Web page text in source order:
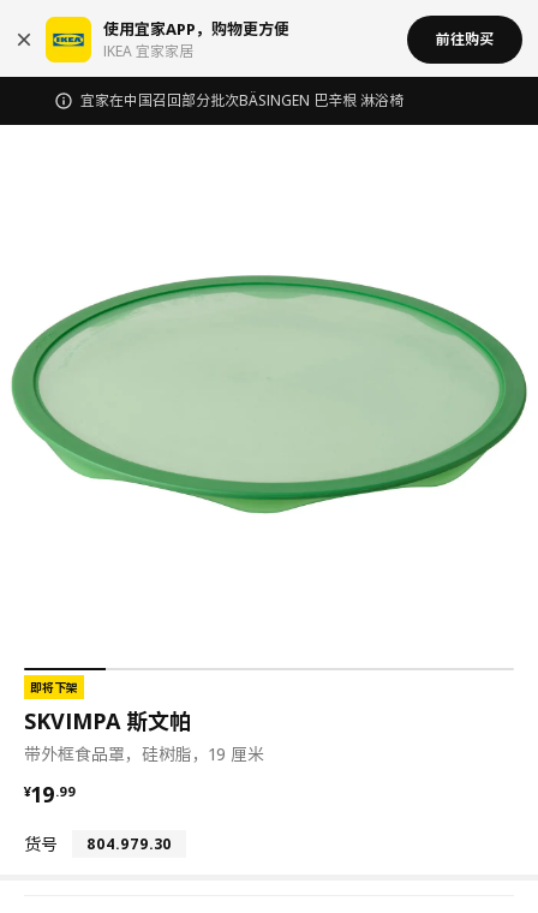
使用宜家APP，购物更方便
IKEA 宜家家居
前往购买
宜家在中国召回部分批次BÄSINGEN 巴辛根 淋浴椅
即将下架
SKVIMPA 斯文帕
带外框食品罩，硅树脂，19 厘米
¥19.99
¥ 19.99
货号 804.979.30